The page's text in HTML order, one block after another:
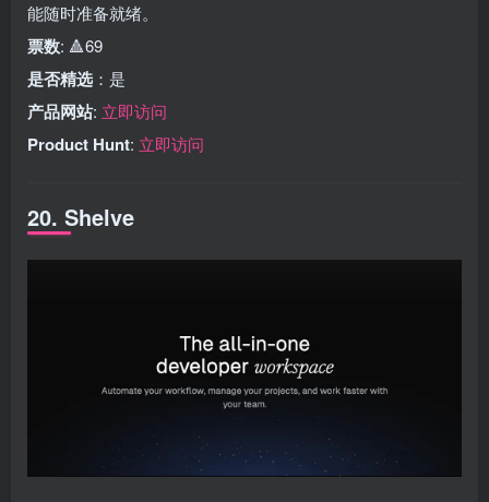
能随时准备就绪。
票数: 🔺69
是否精选 ：是
产品网站: 立即访问
Product Hunt: 立即访问
20. Shelve